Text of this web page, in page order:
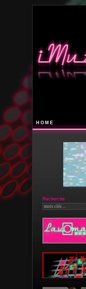
HOME
Recherche